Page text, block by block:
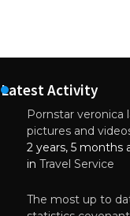
Latest Activity
Pornstar veronica
pictures and
2 years, 5 months
in Travel Service
The most up to
NEWS
Starting-battery
July 17, 2024